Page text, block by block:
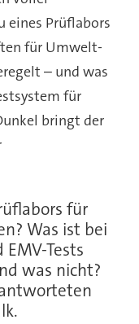
eines Prüflabors
für Umwelt-
– und was
für
bringt der
für
Was ist bei
Tests
was nicht?